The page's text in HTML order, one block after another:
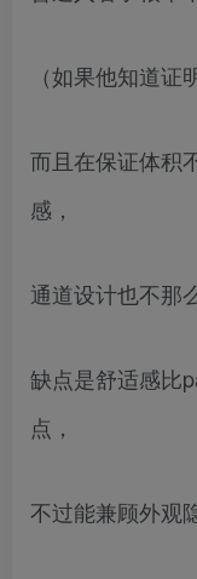
（如果他知道证
而且在保证体积
感，
通道设计也不那
缺点是舒适感比
点，
不过能兼顾外观